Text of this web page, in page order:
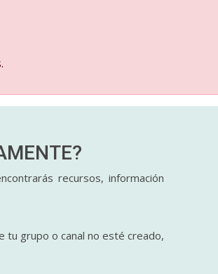
recursos, información
tu grupo o canal no esté creado,